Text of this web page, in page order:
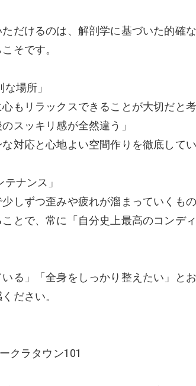
だけるのは、解剖学に基づいた的確
そです。
場所」
もリラックスできることが大切だと考
スッキリ感が全然違う」
対応と心地よい空間作りを徹底してい
ナンス」
しずつ歪みや疲れが溜まっていくも
とで、常に「自分史上最高のコンデ
る」「全身をしっかり整えたい」と
ださい。
クラタウン101